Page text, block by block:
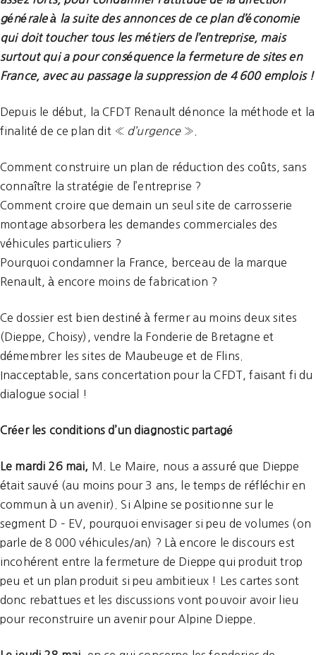
générale à la suite des annonces de ce plan d’économie
qui doit toucher tous les métiers de l’entreprise, mais
surtout qui a pour conséquence la fermeture de sites en
France, avec au passage la suppression de 4 600 emplois !
Depuis le début, la CFDT Renault dénonce la méthode et la
finalité de ce plan dit « d’urgence».
Comment construire un plan de réduction des coûts, sans
connaître la stratégie de l’entreprise ?
Comment croire que demain un seul site de carrosserie
montage absorbera les demandes commerciales des
véhicules particuliers ?
Pourquoi condamner la France, berceau de la marque
Renault, à encore moins de fabrication ?
Ce dossier est bien destiné à fermer au moins deux sites
(Dieppe, Choisy), vendre la Fonderie de Bretagne et
démembrer les sites de Maubeuge et de Flins.
Inacceptable, sans concertation pour la CFDT, faisant fi du
dialogue social !
Créer les conditions d’un diagnostic partagé
Le mardi 26 mai, M. Le Maire, nous a assuré que Dieppe
était sauvé (au moins pour 3 ans, le temps de réfléchir en
commun à un avenir). Si Alpine se positionne sur le
segment D – EV, pourquoi envisager si peu de volumes (on
parle de 8 000 véhicules/an) ? Là encore le discours est
incohérent entre la fermeture de Dieppe qui produit trop
peu et un plan produit si peu ambitieux ! Les cartes sont
donc rebattues et les discussions vont pouvoir avoir lieu
pour reconstruire un avenir pour Alpine Dieppe.